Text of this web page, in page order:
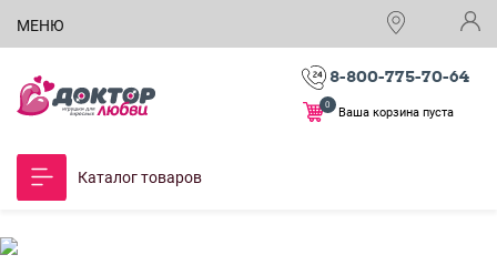
МЕНЮ
8-800-775-70-64
Ваша корзина пуста
0
Каталог товаров